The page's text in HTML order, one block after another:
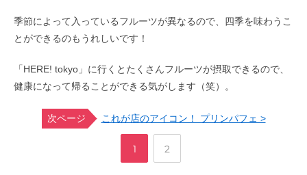
季節によって入っているフルーツが異なるので、四季を味わうこ
とができるのもうれしいです！
「HERE! tokyo」に行くとたくさんフルーツが摂取できるので、
健康になって帰ることができる気がします（笑）。
次ページ これが店のアイコン！ プリンパフェ >
ペ1
,
ペ
2